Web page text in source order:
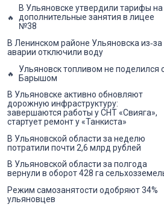
В Ульяновске утвердили тарифы на
дополнительные занятия в лицее
№38
В Ленинском районе Ульяновска из‑за
аварии отключили воду
Ульяновск топливом не поделился
Барышом
В Ульяновске активно обновляют
дорожную инфраструктуру:
завершаются работы у СНТ «Свияга»,
стартует ремонт у «Танкиста»
В Ульяновской области за неделю
потратили почти 2,6 млрд рублей
В Ульяновской области за полгода
вернули в оборот 428 га
Режим самозанятости одобряют 34%
ульяновцев